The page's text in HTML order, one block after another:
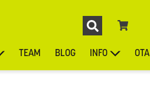
TEAM BLOG INFO